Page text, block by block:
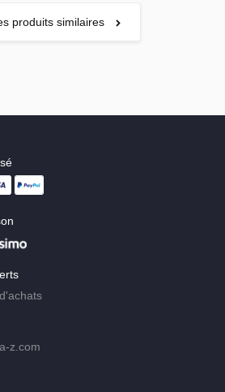
produits similaires
z.com